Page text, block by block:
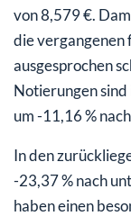
von 8,579 €.
die vergangenen
ausgesprochen
Notierungen
um -11,16 %
In den
-23,37 % nach
haben einen